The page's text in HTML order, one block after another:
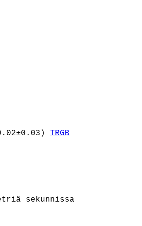
TRGB
sekunnissa